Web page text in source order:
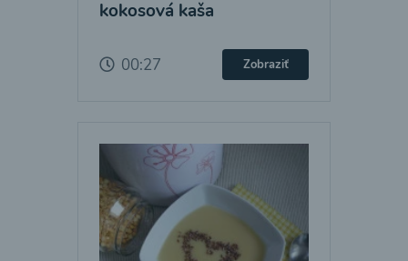
kokosová kaša
00:27 Zobraziť